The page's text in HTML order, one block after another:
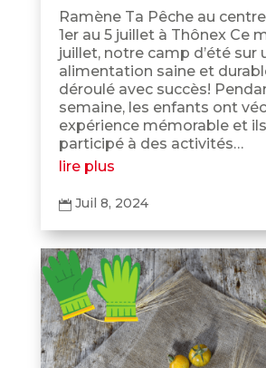
Ramène Ta Pêche au
1er au 5 juillet à Thônex Ce
juillet, notre camp d’été sur
alimentation saine et
déroulé avec succès!
semaine, les enfants ont
expérience mémorable et
participé à des activités…
lire plus
 Juil 8, 2024